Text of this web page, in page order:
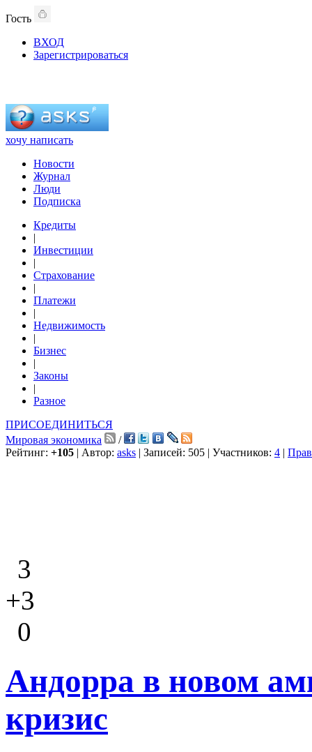
Гость
ВХОД
Зарегистрироваться
хочу написать
Новости
Журнал
Люди
Подписка
Кредиты
|
Инвестиции
|
Страхование
|
Платежи
|
Недвижимость
|
Бизнес
|
Законы
|
Разное
ПРИСОЕДИНИТЬСЯ
Мировая экономика
/
Рейтинг: +105 | Автор: asks | Записей: 505 | Участников: 4 |
3
+3
0
Андорра в новом
кризис